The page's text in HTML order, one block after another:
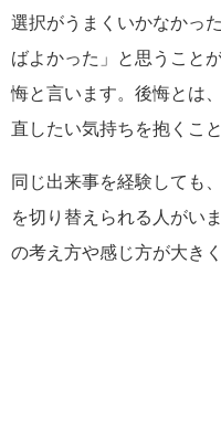
選択がうまくいかなかっ
ばよかった」と思うこと
悔と言います。後悔とは
直したい気持ちを抱くこと
同じ出来事を経験しても
を切り替えられる人がい
の考え方や感じ方が大き